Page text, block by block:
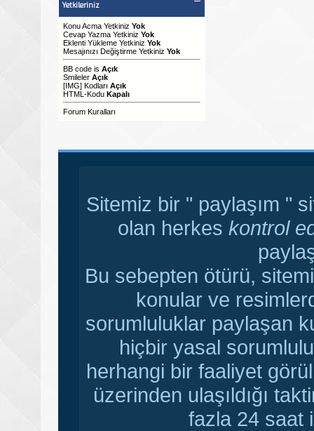
Yetkileriniz
Konu Acma Yetkiniz Yok
Cevap Yazma Yetkiniz Yok
Eklenti Yükleme Yetkiniz Yok
Mesajınızı Değiştirme Yetkiniz Yok
BB code is Açık
Smileler Açık
[IMG] Kodları Açık
HTML-Kodu Kapalı
Forum Kuralları
Sitemiz bir " paylaşım "
olan herkes kontrol
Bu sebepten ötürü,
konular ve
sorumluluklar paylaşan
hiçbir yasal
herhangi bir faaliyet
üzerinden ulaşıldığı
fazla 24 saat